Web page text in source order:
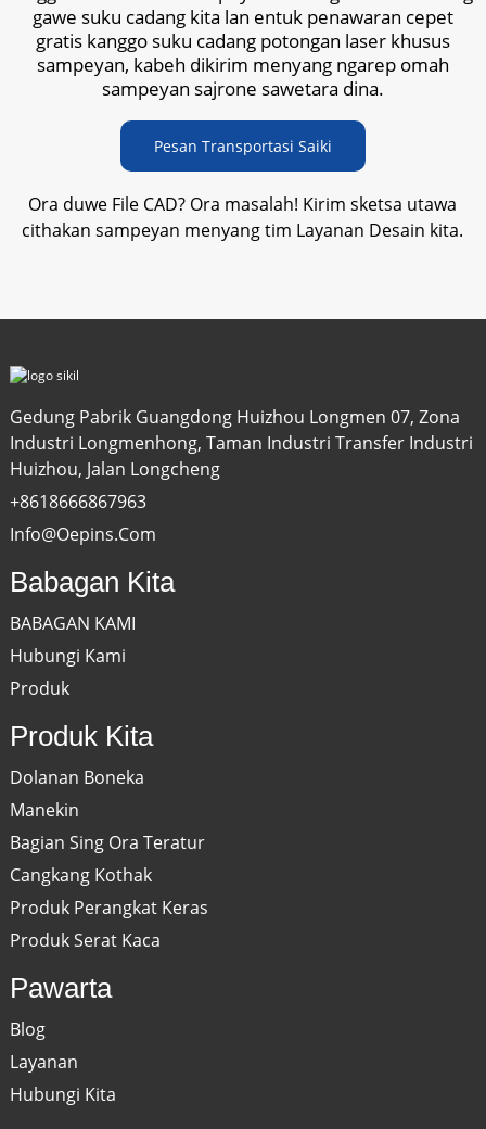
gawe suku cadang kita lan entuk penawaran cepet
gratis kanggo suku cadang potongan laser khusus
sampeyan, kabeh dikirim menyang ngarep omah
sampeyan sajrone sawetara dina.
Pesan Transportasi Saiki
Ora duwe File CAD? Ora masalah! Kirim sketsa utawa
cithakan sampeyan menyang tim Layanan Desain kita.
Gedung Pabrik Guangdong Huizhou Longmen 07, Zona
Industri Longmenhong, Taman Industri Transfer Industri
Huizhou, Jalan Longcheng
+8618666867963
Info@oepins.com
Babagan Kita
BABAGAN KAMI
Hubungi Kami
Produk
Produk Kita
Dolanan Boneka
Manekin
Bagian Sing Ora Teratur
Cangkang Kothak
Produk Perangkat Keras
Produk Serat Kaca
Pawarta
Blog
Layanan
Hubungi Kita